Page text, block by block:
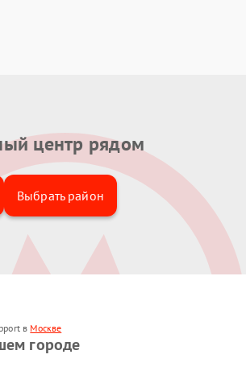
центр рядом
Выбрать район
в Москве
городе